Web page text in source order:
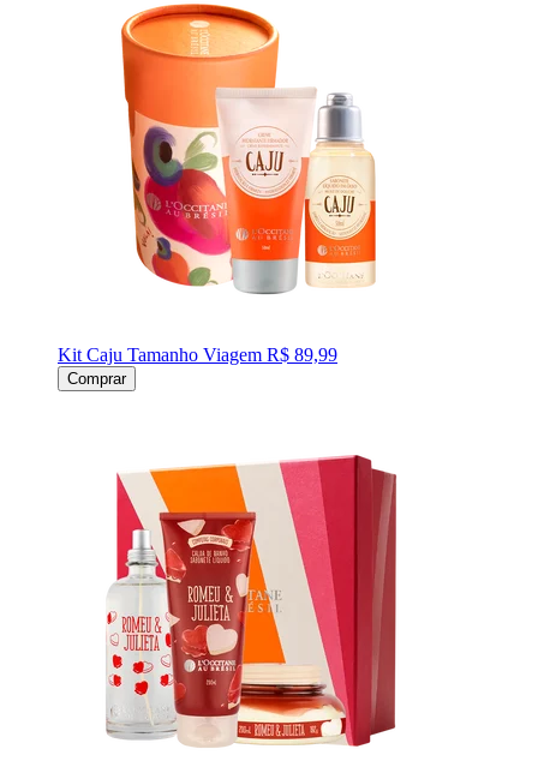
Kit Caju Tamanho Viagem R$ 89,99
Comprar